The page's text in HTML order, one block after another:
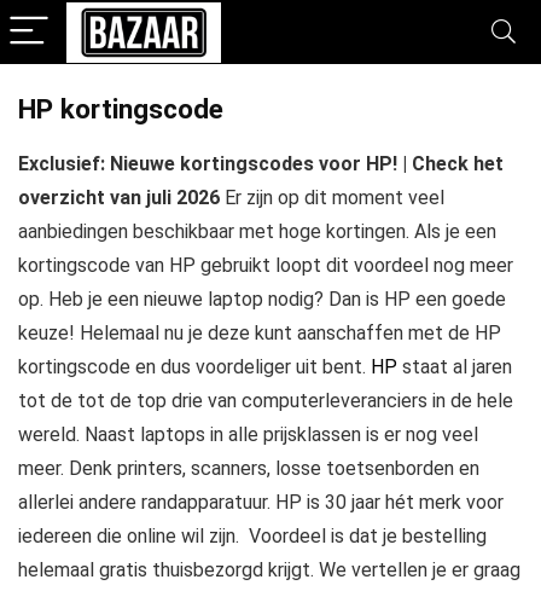
HP kortingscode
Exclusief: Nieuwe kortingscodes voor HP! | Check het
overzicht van juli 2026 Er zijn op dit moment veel
aanbiedingen beschikbaar met hoge kortingen. Als je een
kortingscode van HP gebruikt loopt dit voordeel nog meer
op. Heb je een nieuwe laptop nodig? Dan is HP een goede
keuze! Helemaal nu je deze kunt aanschaffen met de HP
kortingscode en dus voordeliger uit bent. HP staat al jaren
tot de tot de top drie van computerleveranciers in de hele
wereld. Naast laptops in alle prijsklassen is er nog veel
meer. Denk printers, scanners, losse toetsenborden en
allerlei andere randapparatuur. HP is 30 jaar hét merk voor
iedereen die online wil zijn. Voordeel is dat je bestelling
helemaal gratis thuisbezorgd krijgt. We vertellen je er graag